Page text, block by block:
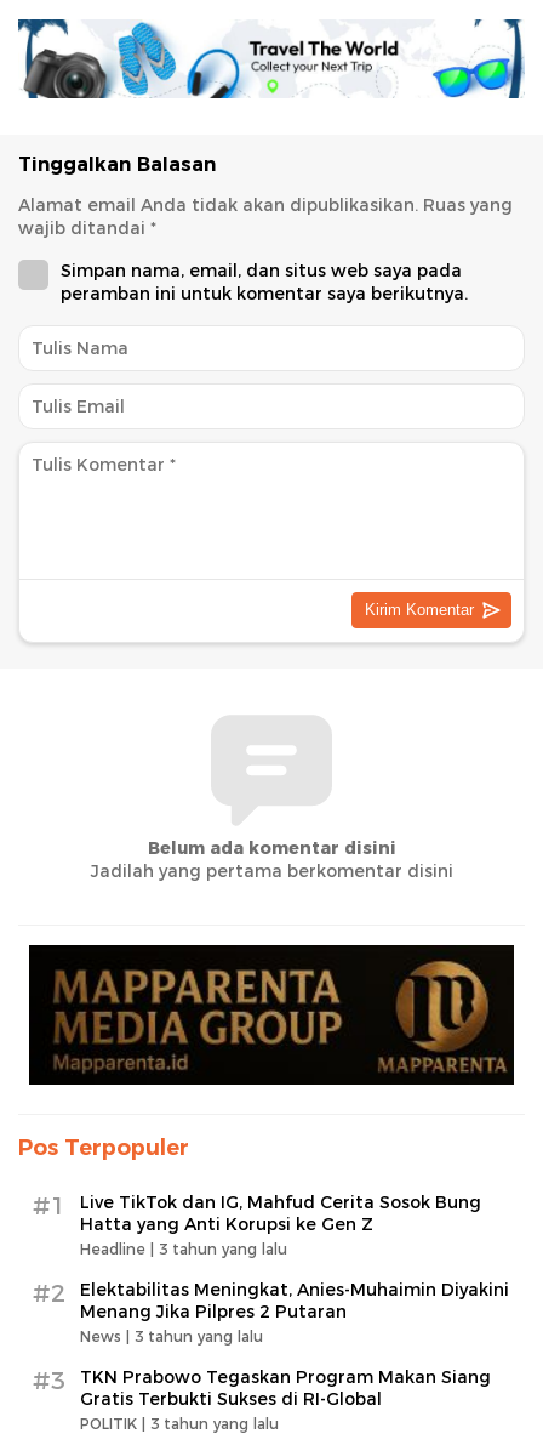
Tinggalkan Balasan
Alamat email Anda tidak akan dipublikasikan. Ruas yang
wajib ditandai *
Simpan nama, email, dan situs web saya pada
peramban ini untuk komentar saya berikutnya.
Belum ada komentar disini
Jadilah yang pertama berkomentar disini
Pos Terpopuler
#1
Live TikTok dan IG, Mahfud Cerita Sosok Bung
Hatta yang Anti Korupsi ke Gen Z
Headline | 3 tahun yang lalu
#2
Elektabilitas Meningkat, Anies-Muhaimin Diyakini
Menang Jika Pilpres 2 Putaran
News | 3 tahun yang lalu
#3
TKN Prabowo Tegaskan Program Makan Siang
Gratis Terbukti Sukses di RI-Global
POLITIK | 3 tahun yang lalu